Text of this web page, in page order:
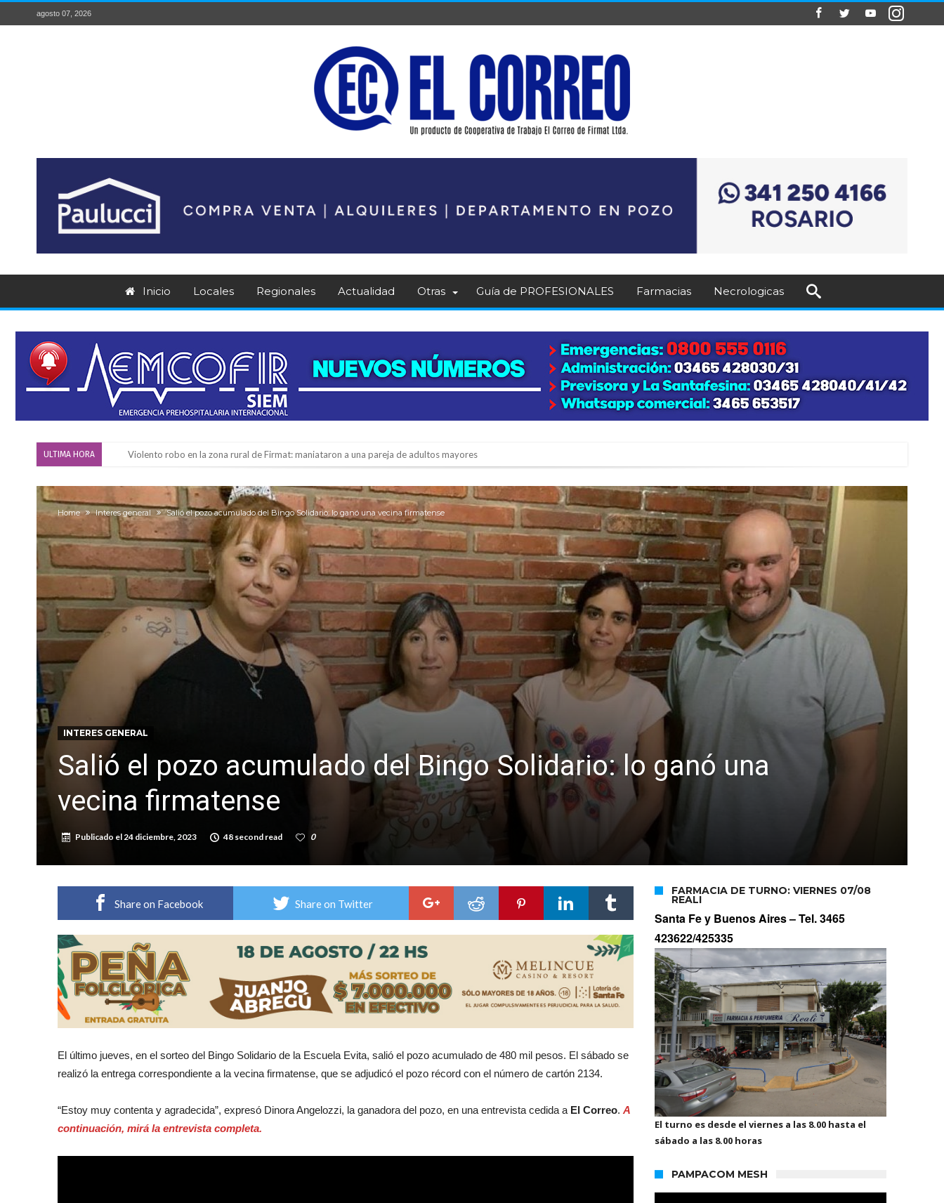
agosto 07, 2026
Inicio Locales Regionales Actualidad Otras Guía de PROFESIONALES Farmacias Necrologicas
ULTIMA HORA Violento robo en la zona rural de Firmat: maniataron a una pareja de adultos mayores
Firmat: “Codo a codo” lanza una campaña de recolección de golosinas para agasajar a los niños en su día
Vuelve el básquet: este viernes arranca el Clausura con agenda confirmada y planteles renovados
Güemes y Mariano Vera
Alerta meteorológico: el SMN advierte por tormentas fuertes y ráfagas que podrían superar los 80 km/h
¿Llega un “Súper Niño”?: De Benedictis aclara los mitos y analiza el impacto real en la región
Cañada del Ucle se prepara para la 5ª edición de la Expo Dose
Distinguieron a Ramiro Maldonado, el campeón juvenil de malambo de Los Quirquinchos
Villada: evalúan obras preventivas ante posibles lluvias intensas
Home Interes general Salió el pozo acumulado del Bingo Solidario: lo ganó una vecina firmatense
INTERES GENERAL
Salió el pozo acumulado del Bingo Solidario: lo ganó una
vecina firmatense
Publicado el24 diciembre, 2023 48 second read 0
Share on Facebook Share on Twitter
El último jueves, en el sorteo del Bingo Solidario de la Escuela Evita, salió el pozo acumulado de 480 mil pesos. El sábado se
realizó la entrega correspondiente a la vecina firmatense, que se adjudicó el pozo récord con el número de cartón 2134.
“Estoy muy contenta y agradecida”, expresó Dinora Angelozzi, la ganadora del pozo, en una entrevista cedida a El Correo. A
continuación, mirá la entrevista completa.
FARMACIA DE TURNO: VIERNES 07/08
REALI
Santa Fe y Buenos Aires –Tel. 3465
423622/425335
El turno es desde el viernes a las 8.00 hasta el
sábado a las 8.00 horas
PAMPACOM MESH